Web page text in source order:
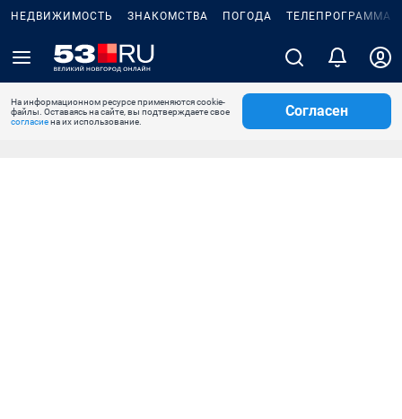
НЕДВИЖИМОСТЬ ЗНАКОМСТВА ПОГОДА ТЕЛЕПРОГРАММА
На информационном ресурсе применяются cookie-
файлы. Оставаясь на сайте, вы подтверждаете свое
согласиена их использование.
Согласен